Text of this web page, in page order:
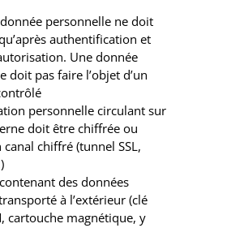
donnée personnelle ne doit
authentification et
Une donnée
doit pas faire l’objet d’un
personnelle circulant sur
doit être chiffrée ou
chiffré (tunnel SSL,
des données
à l’extérieur (clé
cartouche magnétique, y